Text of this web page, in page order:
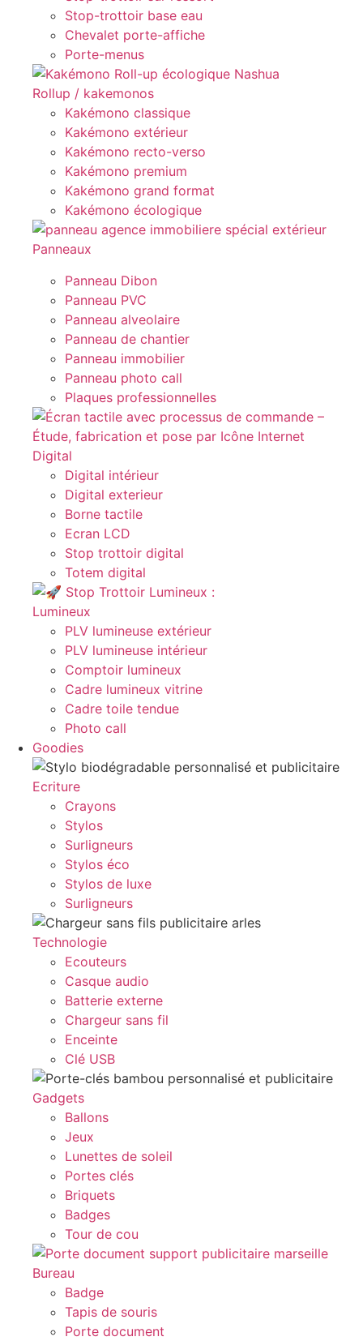
Stop-trottoir base eau
Chevalet porte-affiche
Porte-menus
Rollup / kakemonos
Kakémono classique
Kakémono extérieur
Kakémono recto-verso
Kakémono premium
Kakémono grand format
Kakémono écologique
Panneaux
Panneau Dibon
Panneau PVC
Panneau alveolaire
Panneau de chantier
Panneau immobilier
Panneau photo call
Plaques professionnelles
Digital
Digital intérieur
Digital exterieur
Borne tactile
Ecran LCD
Stop trottoir digital
Totem digital
Lumineux
PLV lumineuse extérieur
PLV lumineuse intérieur
Comptoir lumineux
Cadre lumineux vitrine
Cadre toile tendue
Photo call
Goodies
Ecriture
Crayons
Stylos
Surligneurs
Stylos éco
Stylos de luxe
Surligneurs
Technologie
Ecouteurs
Casque audio
Batterie externe
Chargeur sans fil
Enceinte
Clé USB
Gadgets
Ballons
Jeux
Lunettes de soleil
Portes clés
Briquets
Badges
Tour de cou
Bureau
Badge
Tapis de souris
Porte document